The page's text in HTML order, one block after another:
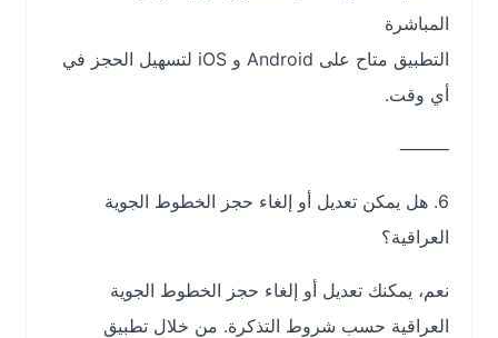
المباشرة
التطبيق متاح على Android و iOS لتسهيل الحجز في
أي وقت.
⸻
6. هل يمكن تعديل أو إلغاء حجز الخطوط الجوية
العراقية؟
نعم، يمكنك تعديل أو إلغاء حجز الخطوط الجوية
العراقية حسب شروط التذكرة. من خلال تطبيق